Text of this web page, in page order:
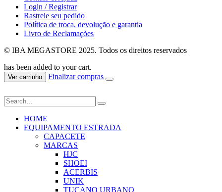
Login / Registrar
Rastreie seu pedido
Política de troca, devolução e garantia
Livro de Reclamações
© IBA MEGASTORE 2025. Todos os direitos reservados
has been added to your cart.
Ver carrinho Finalizar compras
HOME
EQUIPAMENTO ESTRADA
CAPACETE
MARCAS
HJC
SHOEI
ACERBIS
UNIK
TUCANO URBANO